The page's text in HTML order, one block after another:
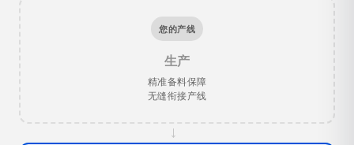
您的产线
生产
精准备料保障
无缝衔接产线
→